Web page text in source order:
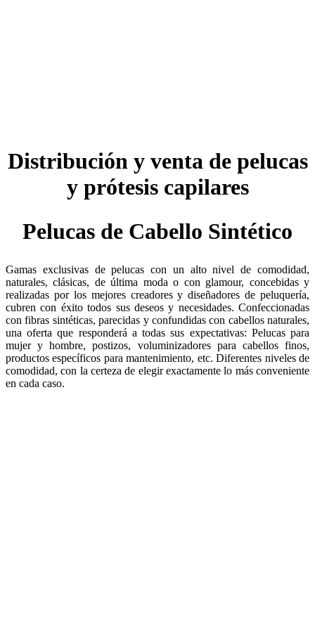
Distribución y venta de pelucas
y prótesis capilares
Pelucas de Cabello Sintético
Gamas exclusivas de pelucas con un alto nivel de comodidad,
naturales, clásicas, de última moda o con glamour, concebidas y
realizadas por los mejores creadores y diseñadores de peluquería,
cubren con éxito todos sus deseos y necesidades. Confeccionadas
con fibras sintéticas, parecidas y confundidas con cabellos naturales,
una oferta que responderá a todas sus expectativas: Pelucas para
mujer y hombre, postizos, voluminizadores para cabellos finos,
productos específicos para mantenimiento, etc. Diferentes niveles de
comodidad, con la certeza de elegir exactamente lo más conveniente
en cada caso.